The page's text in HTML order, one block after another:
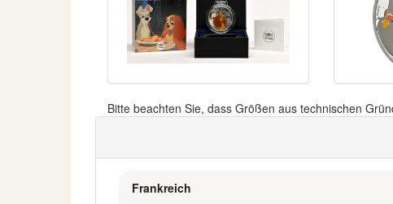
Bitte beachten Sie, dass Größen aus technischen
Frankreich